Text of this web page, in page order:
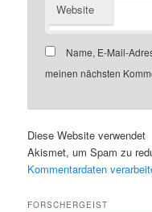
Website
Name, E-Mail-
meinen nächsten
Diese Website verwendet
Akismet, um Spam zu
Kommentardaten
FORSCHERGEIST